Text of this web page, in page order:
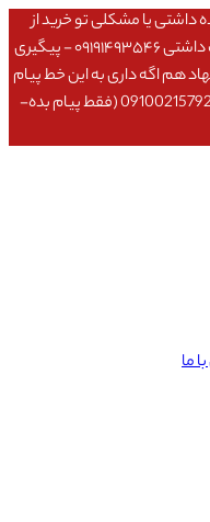
یا مشکلی تو خرید از
سایت ۰۹۱۰۹۸۰۸۵۶۵- مشکلی بعد از خریدت داشتی ۰۹۱۹۱۴۹۳۵۴۶ - پیگیری
انتقاد یا پیشنهاد هم اگه داری به این خط پیام
بده مستقیم میره تو صندوق پیام مدیرعامل 09100215792 (فقط پیام بده-
ما